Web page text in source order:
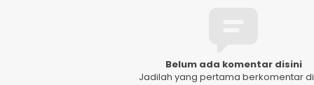
Belum ada komentar disini
Jadilah yang pertama berkomentar